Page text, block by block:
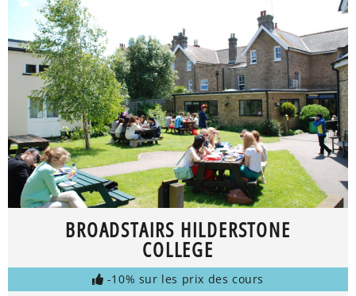
BROADSTAIRS HILDERSTONE
COLLEGE
-10% sur les prix des cours